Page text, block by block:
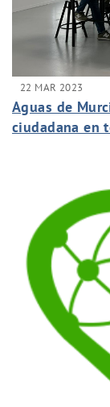
22 MAR 2023
Aguas de
ciudadana en